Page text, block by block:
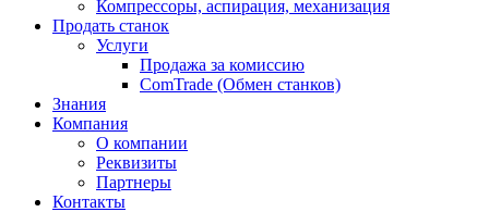
Компрессоры, аспирация, механизация
Продать станок
Услуги
Продажа за комиссию
ComTrade (Обмен станков)
Знания
Компания
О компании
Реквизиты
Партнеры
Контакты